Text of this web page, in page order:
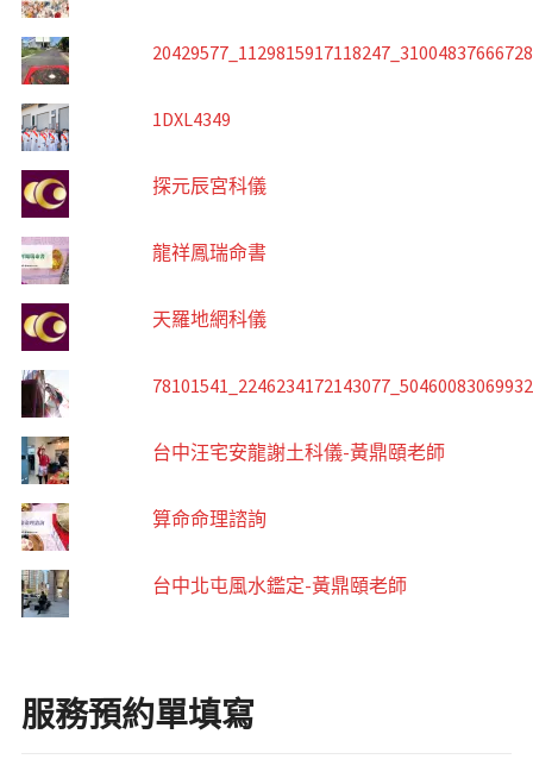
1DXL4349
探元辰宮科儀
龍祥鳳瑞命書
天羅地網科儀
台中汪宅安龍謝土科儀-黃鼎頤老師
算命命理諮詢
台中北屯風水鑑定-黃鼎頤老師
服務預約單填寫